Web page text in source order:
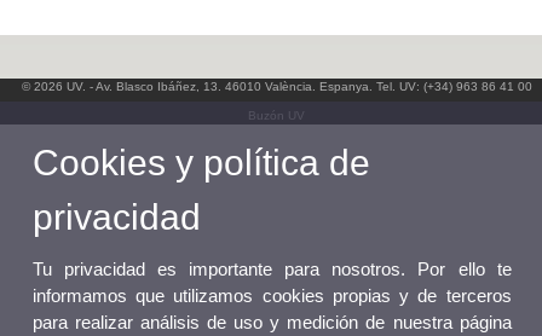
© 2026 UV. - Av. Blasco Ibáñez, 13. 46010 València. Espanya. Tel. UV: (+34) 963 86 41 00
Buzón UV
Cookies y política de
privacidad
Tu privacidad es importante para nosotros. Por ello te
informamos que utilizamos cookies propias y de terceros
para realizar análisis de uso y medición de nuestra página